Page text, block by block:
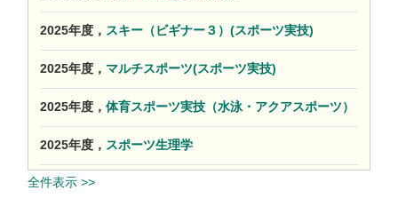
2025年度， スキー（ビギナー３）(スポーツ実技)
2025年度， マルチスポーツ(スポーツ実技)
2025年度， 体育スポーツ実技（水泳・アクアスポーツ）
2025年度， スポーツ生理学
全件表示 >>